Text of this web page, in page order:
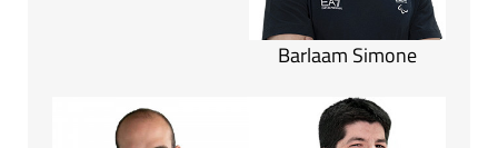
Barlaam Simone